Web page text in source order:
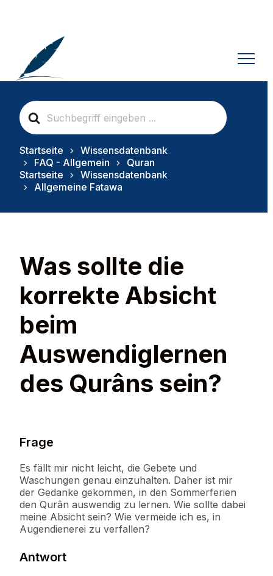
S
e
a
c
F
o
Startseite
Wissensdatenbank
FAQ - Allgemein
Quran
Startseite
Wissensdatenbank
Allgemeine Fatawa
Was sollte die
korrekte Absicht
beim
Auswendiglernen
des Qurâns sein?
Frage
Es fällt mir nicht leicht, die Gebete und
Waschungen genau einzuhalten. Daher ist mir
der Gedanke gekommen, in den Sommerferien
den Qurân auswendig zu lernen. Wie sollte dabei
meine Absicht sein? Wie vermeide ich es, in
Augendienerei zu verfallen?
Antwort